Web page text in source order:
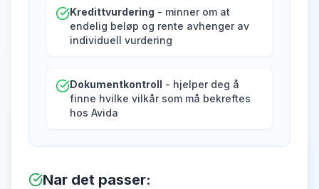
Kredittvurdering - minner om at
endelig beløp og rente avhenger av
individuell vurdering
Dokumentkontroll - hjelper deg å
finne hvilke vilkår som må bekreftes
hos Avida
Nar det passer: